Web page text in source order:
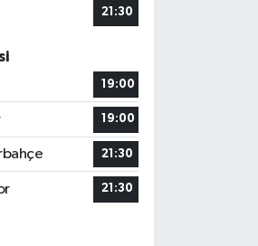
21:30
19:00
19:00
21:30
21:30